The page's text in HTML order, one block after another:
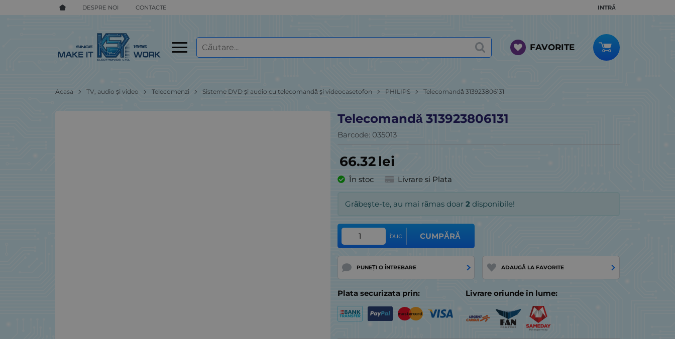
DESPRE NOI CONTACTE INTRĂ
FAVORITE
Acasa TV, audio și video Telecomenzi Sisteme DVD și audio cu telecomandă și videocasetofon PHILIPS Telecomandă 313923806131
Telecomandă 313923806131
Barcode: 035013
66.32 lei
În stoc Livrare si Plata
Grăbește-te, au mai rămas doar2 disponibile!
buc CUMPĂRĂ
PUNEȚI O ÎNTREBARE ADAUGĂ LA FAVORITE
Plata securizata prin: Livrare oriunde în lume: